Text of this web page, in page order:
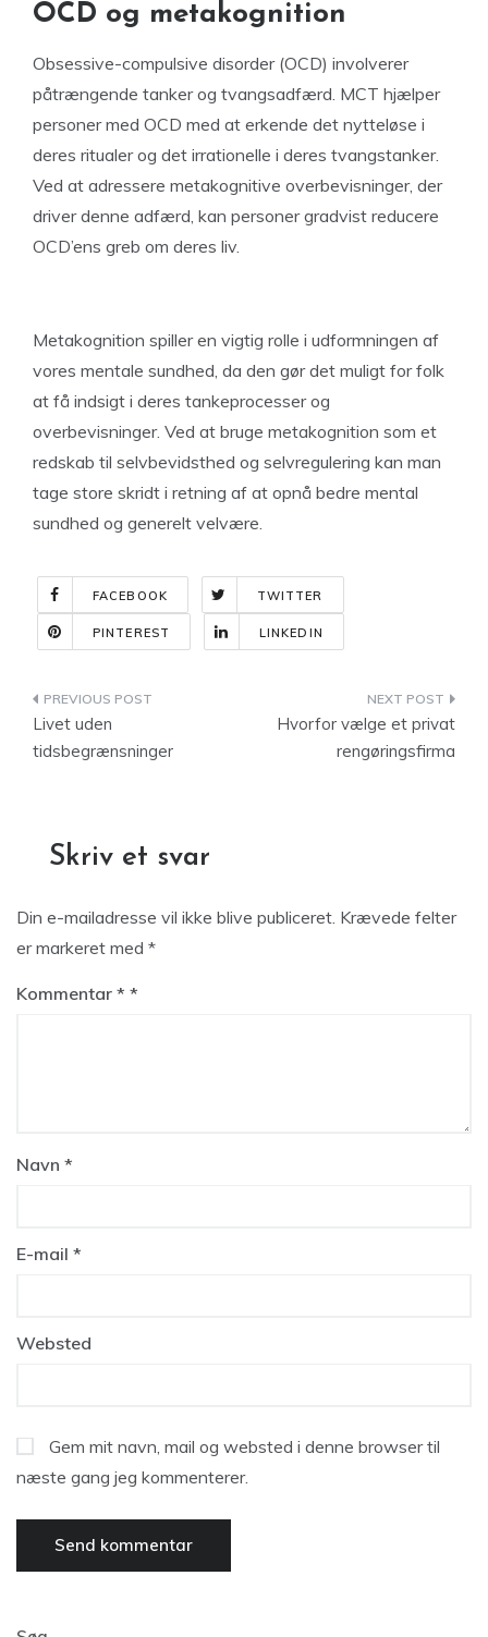
OCD og metakognition
Obsessive-compulsive disorder (OCD) involverer
påtrængende tanker og tvangsadfærd. MCT hjælper
personer med OCD med at erkende det nytteløse i
deres ritualer og det irrationelle i deres tvangstanker.
Ved at adressere metakognitive overbevisninger, der
driver denne adfærd, kan personer gradvist reducere
OCD’ens greb om deres liv.
Metakognition spiller en vigtig rolle i udformningen af
vores mentale sundhed, da den gør det muligt for folk
at få indsigt i deres tankeprocesser og
overbevisninger. Ved at bruge metakognition som et
redskab til selvbevidsthed og selvregulering kan man
tage store skridt i retning af at opnå bedre mental
sundhed og generelt velvære.
FACEBOOK TWITTER
PINTEREST LINKEDIN
Indlægsnavigation
Livet uden
tidsbegrænsninger
Hvorfor vælge et privat
rengøringsfirma
Skriv et svar
Din e-mailadresse vil ikke blive publiceret. Krævede felter
er markeret med *
Kommentar *
Navn *
E-mail *
Websted
Gem mit navn, mail og websted i denne browser til
næste gang jeg kommenterer.